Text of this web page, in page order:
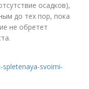
осадков),
до тех пор, пока
не обретет
svoimi-